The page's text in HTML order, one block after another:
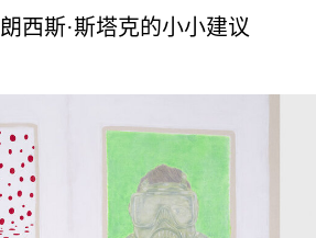
西斯·斯塔克的小小建议